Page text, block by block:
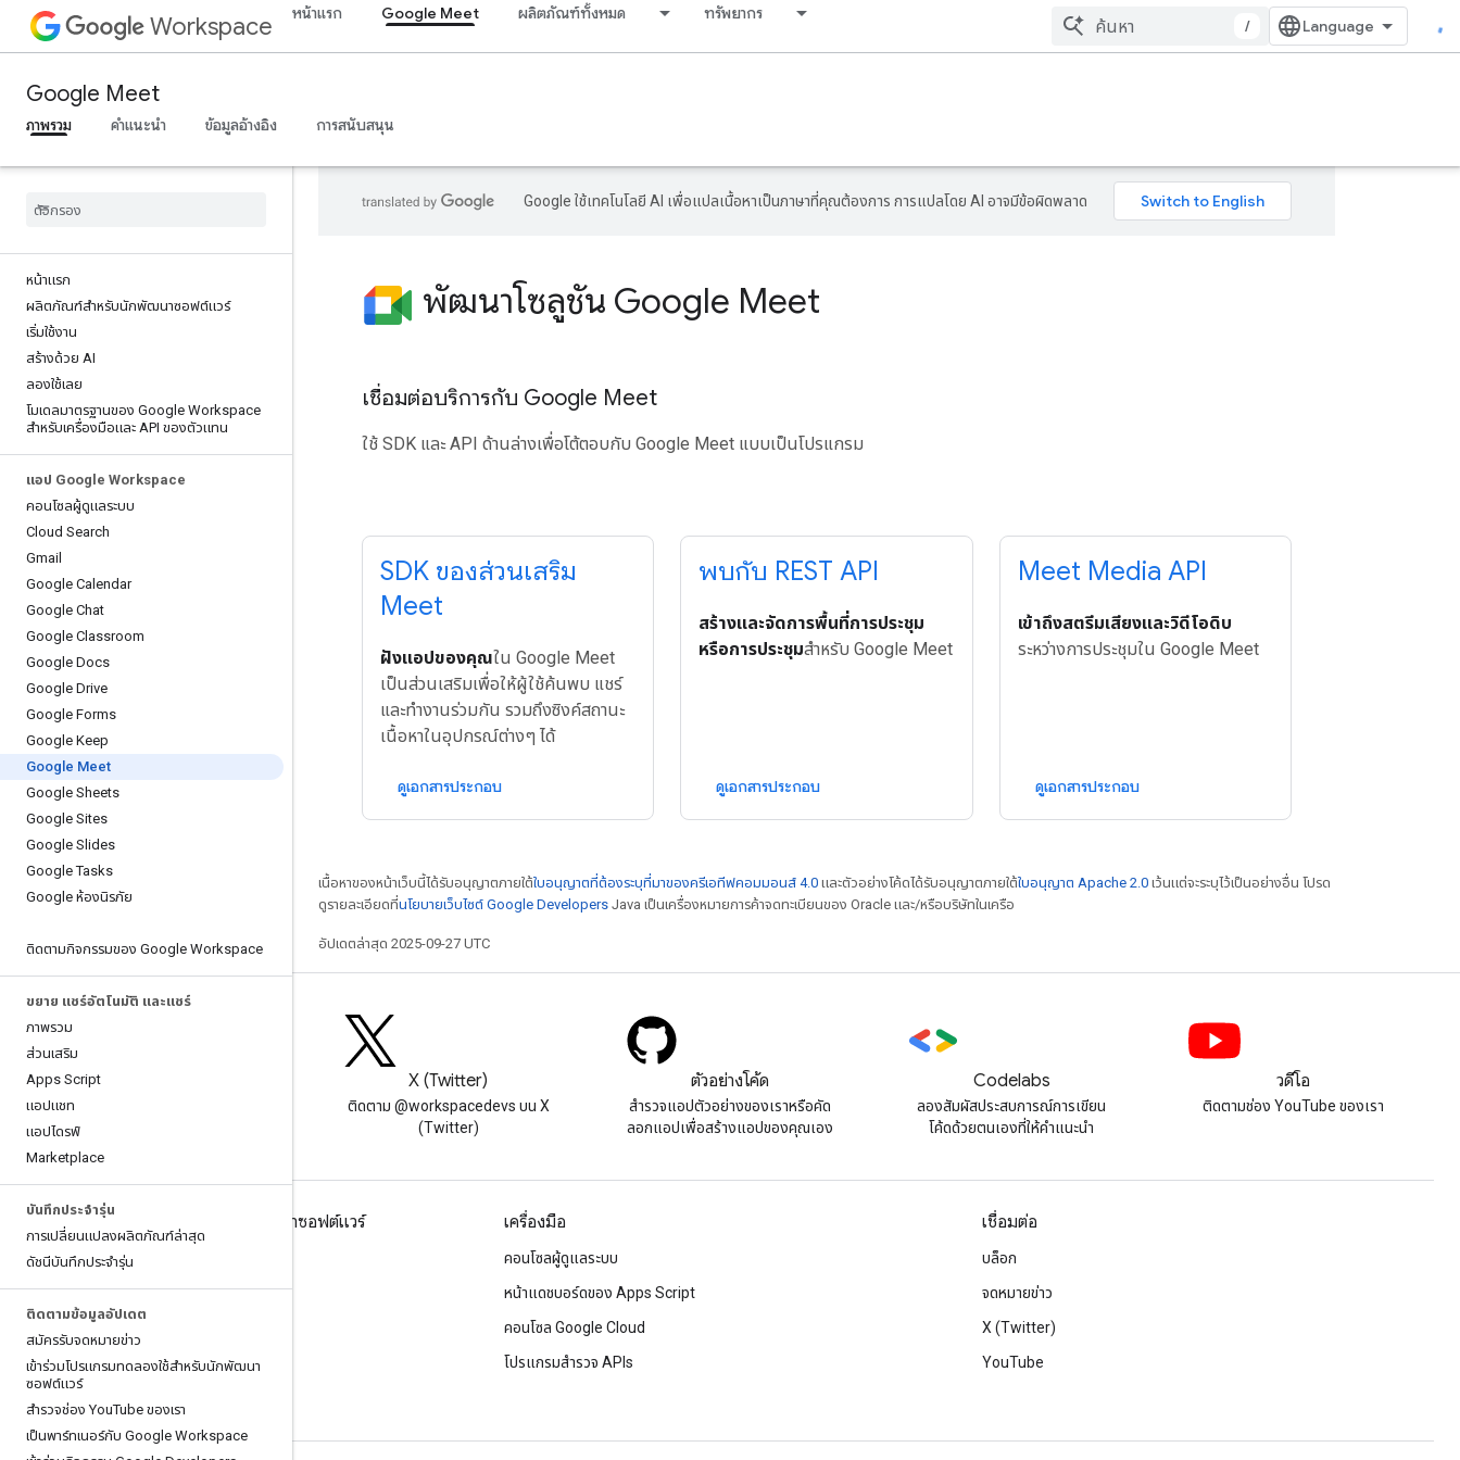
Workspace หน้าแรก Google Meet ผลิตภัณฑ์ทั้งหมด ทรัพยากร
/
Google Meet
ภาพรวม คำแนะนำ ข้อมูลอ้างอิง การสนับสนุน
หน้าแรก
ผลิตภัณฑ์สําหรับนักพัฒนาซอฟต์แวร์
เริ่มใช้งาน
สร้างด้วย AI
ลองใช้เลย
โมเดลมาตรฐานของ Google Workspace
สำหรับเครื่องมือและ API ของตัวแทน
แอป Google Workspace
คอนโซลผู้ดูแลระบบ
Cloud Search
Gmail
Google Calendar
Google Chat
Google Classroom
Google Docs
Google Drive
Google Forms
Google Keep
Google Meet
Google Sheets
Google Sites
Google Slides
Google Tasks
Google ห้องนิรภัย
ติดตามกิจกรรมของ Google Workspace
ขยาย แชร์อัตโนมัติ และแชร์
ภาพรวม
ส่วนเสริม
Apps Script
แอปแชท
แอปไดรฟ์
Marketplace
บันทึกประจำรุ่น
การเปลี่ยนแปลงผลิตภัณฑ์ล่าสุด
ดัชนีบันทึกประจำรุ่น
ติดตามข้อมูลอัปเดต
สมัครรับจดหมายข่าว
เข้าร่วมโปรแกรมทดลองใช้สําหรับนักพัฒนา
ซอฟต์แวร์
สํารวจช่อง YouTube ของเรา
เป็นพาร์ทเนอร์กับ Google Workspace
Google ใช้เทคโนโลยี AI เพื่อแปลเนื้อหาเป็นภาษาที่คุณต้องการ การแปลโดย AI อาจมีข้อผิดพลาด
พัฒนาโซลูชัน Google Meet
เชื่อมต่อบริการกับ Google Meet
ใช้ SDK และ API ด้านล่างเพื่อโต้ตอบกับ Google Meet แบบเป็นโปรแกรม
SDK ของส่วนเสริม
Meet
ฝังแอปของคุณใน Google Meet
เป็นส่วนเสริมเพื่อให้ผู้ใช้ค้นพบ แชร์
และทำงานร่วมกัน รวมถึงซิงค์สถานะ
เนื้อหาในอุปกรณ์ต่างๆ ได้
ดูเอกสารประกอบ
พบกับ REST API
สร้างและจัดการพื้นที่การประชุม
หรือการประชุมสำหรับ Google Meet
ดูเอกสารประกอบ
Meet Media API
เข้าถึงสตรีมเสียงและวิดีโอดิบ
ระหว่างการประชุมใน Google Meet
ดูเอกสารประกอบ
เนื้อหาของหน้าเว็บนี้ได้รับอนุญาตภายใต้ใบอนุญาตที่ต้องระบุที่มาของครีเอทีฟคอมมอนส์ 4.0 และตัวอย่างโค้ดได้รับอนุญาตภายใต้ใบอนุญาต Apache 2.0 เว้นแต่จะระบุไว้เป็นอย่างอื่น โปรด
ดูรายละเอียดที่นโยบายเว็บไซต์ Google Developers Java เป็นเครื่องหมายการค้าจดทะเบียนของ Oracle และ/หรือบริษัทในเครือ
อัปเดตล่าสุด 2025-09-27 UTC
อ่านบล็อกของนักพัฒนาซอฟต์แวร์
X (Twitter)
ติดตาม @workspacedevs บน X
(Twitter)
ตัวอย่างโค้ด
สํารวจแอปตัวอย่างของเราหรือคัด
ลอกแอปเพื่อสร้างแอปของคุณเอง
Codelabs
ลองสัมผัสประสบการณ์การเขียน
โค้ดด้วยตนเองที่ให้คําแนะนํา
วิดีโอ
ติดตามช่อง YouTube ของเรา
Google Workspace สําหรับนักพัฒนาซอฟต์แวร์
ภาพรวมของแพลตฟอร์ม
ผลิตภัณฑ์สําหรับนักพัฒนาซอฟต์แวร์
บันทึกประจำรุ่น
การสนับสนุนสำหรับนักพัฒนาซอฟต์แวร์
เครื่องมือ
คอนโซลผู้ดูแลระบบ
หน้าแดชบอร์ดของ Apps Script
คอนโซล Google Cloud
โปรแกรมสำรวจ APIs
เชื่อมต่อ
บล็อก
จดหมายข่าว
X (Twitter)
YouTube